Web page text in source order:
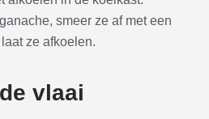
smeer ze af met een
ze afkoelen.
vlaai